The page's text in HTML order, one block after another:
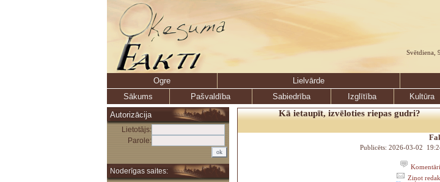
Svētdiena,
Ogre Lielvārde
Sākums
Pašvaldība Sabiedrība Izglītība Kultūra
Autorizācija
Lietotājs:
Parole:
Noderīgas saites:
Kā ietaupīt, izvēloties riepas gudri?
Publicēts: 2026-03-02
Ziņot